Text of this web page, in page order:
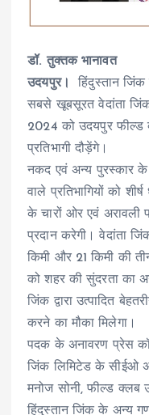
डॉ. तुक्तक भानावत
उदयपुर।
हिंदुस्तान जिंक
सबसे खूबसूरत वेदांता जिंक
2024 को उदयपुर फील्ड
प्रतिभागी दौड़ेंगे।
नकद एवं अन्य पुरस्कार
वाले प्रतिभागियों को
के चारों ओर एवं अरावली
प्रदान करेगी। वेदांता
किमी और 21 किमी की
को शहर की सुंदरता का
जिंक द्वारा उत्पादित
करने का मौका मिलेगा।
पदक के अनावरण प्रेस
जिंक लिमिटेड के सीईओ
मनोज सोनी, फील्ड क्लब
हिंदुस्तान जिंक के अन्य